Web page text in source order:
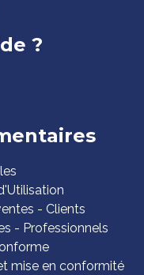
?
- Clients
- Professionnels
mise en conformité